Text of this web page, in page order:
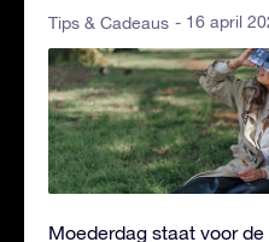
Tips & Cadeaus - 16 april
Moederdag staat voor